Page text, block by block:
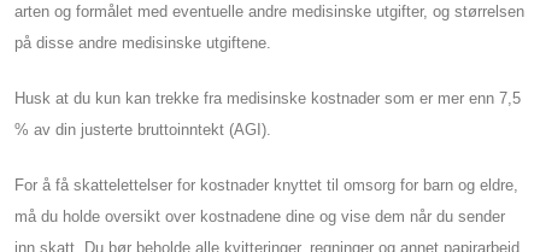
arten og formålet med eventuelle andre medisinske utgifter, og størrelsen
på disse andre medisinske utgiftene.
Husk at du kun kan trekke fra medisinske kostnader som er mer enn 7,5
% av din justerte bruttoinntekt (AGI).
For å få skattelettelser for kostnader knyttet til omsorg for barn og eldre,
må du holde oversikt over kostnadene dine og vise dem når du sender
inn skatt. Du bør beholde alle kvitteringer, regninger og annet papirarbeid